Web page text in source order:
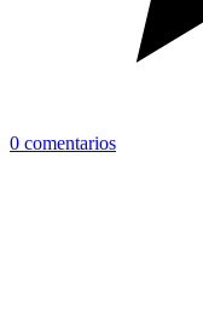
0 comentarios